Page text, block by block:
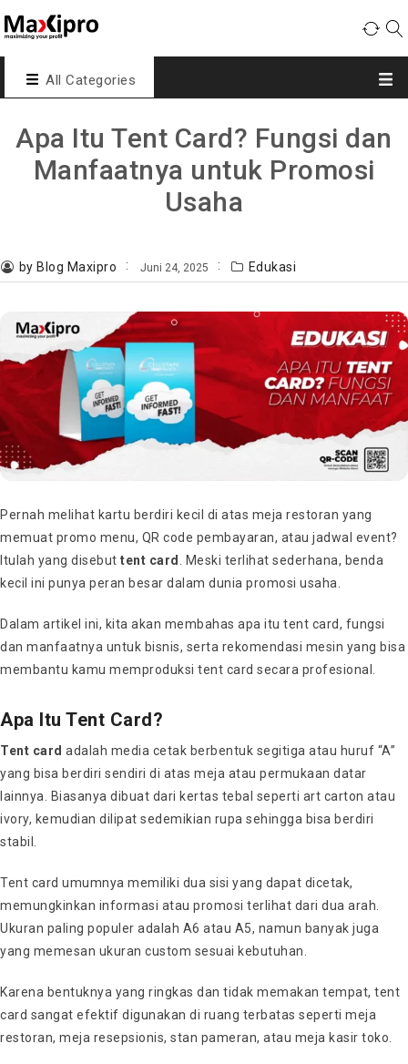
All Categories
Apa Itu Tent Card? Fungsi dan
Manfaatnya untuk Promosi
Usaha
by Blog Maxipro Juni 24, 2025 Edukasi
Pernah melihat kartu berdiri kecil di atas meja restoran yang
memuat promo menu, QR code pembayaran, atau jadwal event?
Itulah yang disebut tent card
. Meski terlihat sederhana, benda
kecil ini punya peran besar dalam dunia promosi usaha.
Dalam artikel ini, kita akan membahas apa itu tent card, fungsi
dan manfaatnya untuk bisnis, serta rekomendasi mesin yang bisa
membantu kamu memproduksi tent card secara profesional.
Apa Itu Tent Card?
Tent card adalah media cetak berbentuk segitiga atau huruf “A”
yang bisa berdiri sendiri di atas meja atau permukaan datar
lainnya. Biasanya dibuat dari kertas tebal seperti art carton atau
ivory, kemudian dilipat sedemikian rupa sehingga bisa berdiri
stabil.
Tent card umumnya memiliki dua sisi yang dapat dicetak,
memungkinkan informasi atau promosi terlihat dari dua arah.
Ukuran paling populer adalah A6 atau A5, namun banyak juga
yang memesan ukuran custom sesuai kebutuhan.
Karena bentuknya yang ringkas dan tidak memakan tempat, tent
card sangat efektif digunakan di ruang terbatas seperti meja
restoran, meja resepsionis, stan pameran, atau meja kasir toko.